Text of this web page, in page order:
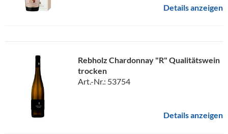
Details anzeigen
Rebholz Chardonnay "R" Qualitätswein
trocken
Art.-Nr.: 53754
Details anzeigen